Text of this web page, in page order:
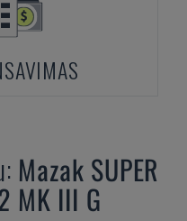
Mazak SUPER
MK III G